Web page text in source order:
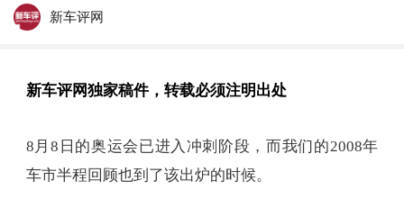
新车评网
新车评网独家稿件，转载必须注明出处
8月8日的奥运会已进入冲刺阶段，而我们的2008年
车市半程回顾也到了该出炉的时候。